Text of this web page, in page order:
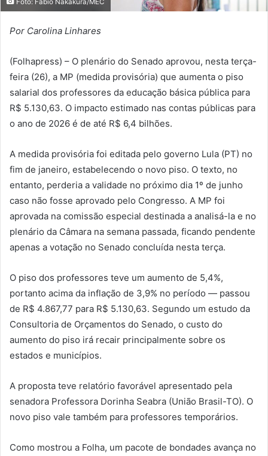
Por Carolina Linhares
(Folhapress) – O plenário do Senado aprovou, nesta terça-
feira (26), a MP (medida provisória) que aumenta o piso
salarial dos professores da educação básica pública para
R$ 5.130,63. O impacto estimado nas contas públicas para
o ano de 2026 é de até R$ 6,4 bilhões.
A medida provisória foi editada pelo governo Lula (PT) no
fim de janeiro, estabelecendo o novo piso. O texto, no
entanto, perderia a validade no próximo dia 1º de junho
caso não fosse aprovado pelo Congresso. A MP foi
aprovada na comissão especial destinada a analisá-la e no
plenário da Câmara na semana passada, ficando pendente
apenas a votação no Senado concluída nesta terça.
O piso dos professores teve um aumento de 5,4%,
portanto acima da inflação de 3,9% no período — passou
de R$ 4.867,77 para R$ 5.130,63. Segundo um estudo da
Consultoria de Orçamentos do Senado, o custo do
aumento do piso irá recair principalmente sobre os
estados e municípios.
A proposta teve relatório favorável apresentado pela
senadora Professora Dorinha Seabra (União Brasil-TO). O
novo piso vale também para professores temporários.
Como mostrou a Folha, um pacote de bondades avança no